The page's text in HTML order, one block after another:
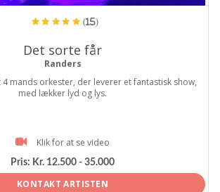
(15)
Det sorte får
Randers
mands orkester, der leverer et fantastisk show,
med lækker lyd og lys.
Klik for at se video
Pris: Kr. 12.500 - 35.000
KONTAKT ARTISTEN